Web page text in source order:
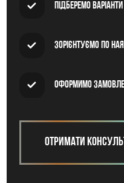
Підберемо
Зорієнтуємо по
Оформимо
Отримати